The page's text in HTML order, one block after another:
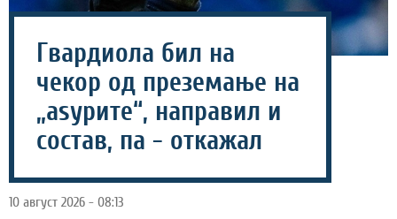
Гвардиола бил на
чекор од преземање на
„аѕурите“, направил и
состав, па - откажал
10 август 2026 - 08:13